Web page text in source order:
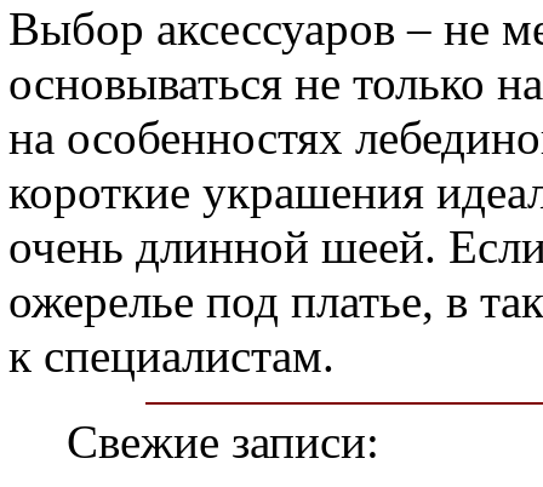
Выбор аксессуаров – не
основываться не только
на особенностях
короткие украшения
очень длинной шеей.
ожерелье под платье, в
к специалистам.
Свежие записи: